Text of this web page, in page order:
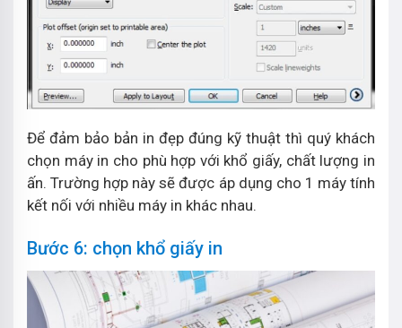
Để đảm bảo bản in đẹp đúng kỹ thuật thì quý khách
chọn máy in cho phù hợp với khổ giấy, chất lượng in
ấn. Trường hợp này sẽ được áp dụng cho 1 máy tính
kết nối với nhiều máy in khác nhau.
Bước 6: chọn khổ giấy in